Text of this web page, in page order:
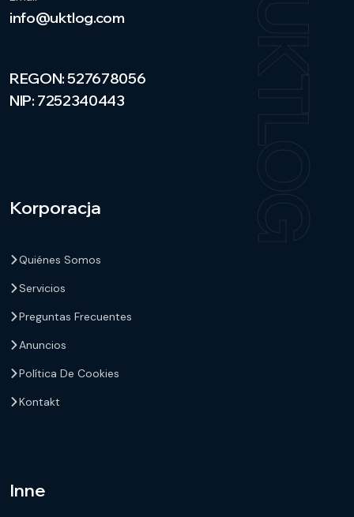
info@uktlog.com
REGON: 527678056
NIP: 7252340443
Korporacja
Quiénes Somos
Servicios
Preguntas Frecuentes
Anuncios
Política De Cookies
Kontakt
Inne